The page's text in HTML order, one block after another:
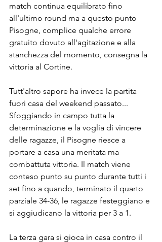
match continua equilibrato fino
all'ultimo round ma a questo punto
Pisogne, complice qualche errore
gratuito dovuto all'agitazione e alla
stanchezza del momento, consegna la
vittoria al Cortine.
Tutt'altro sapore ha invece la partita
fuori casa del weekend passato...
Sfoggiando in campo tutta la
determinazione e la voglia di vincere
delle ragazze, il Pisogne riesce a
portare a casa una meritata ma
combattuta vittoria. Il match viene
conteso punto su punto durante tutti i
set fino a quando, terminato il quarto
parziale 34-36, le ragazze festeggiano e
si aggiudicano la vittoria per 3 a 1.
La terza gara si gioca in casa contro il